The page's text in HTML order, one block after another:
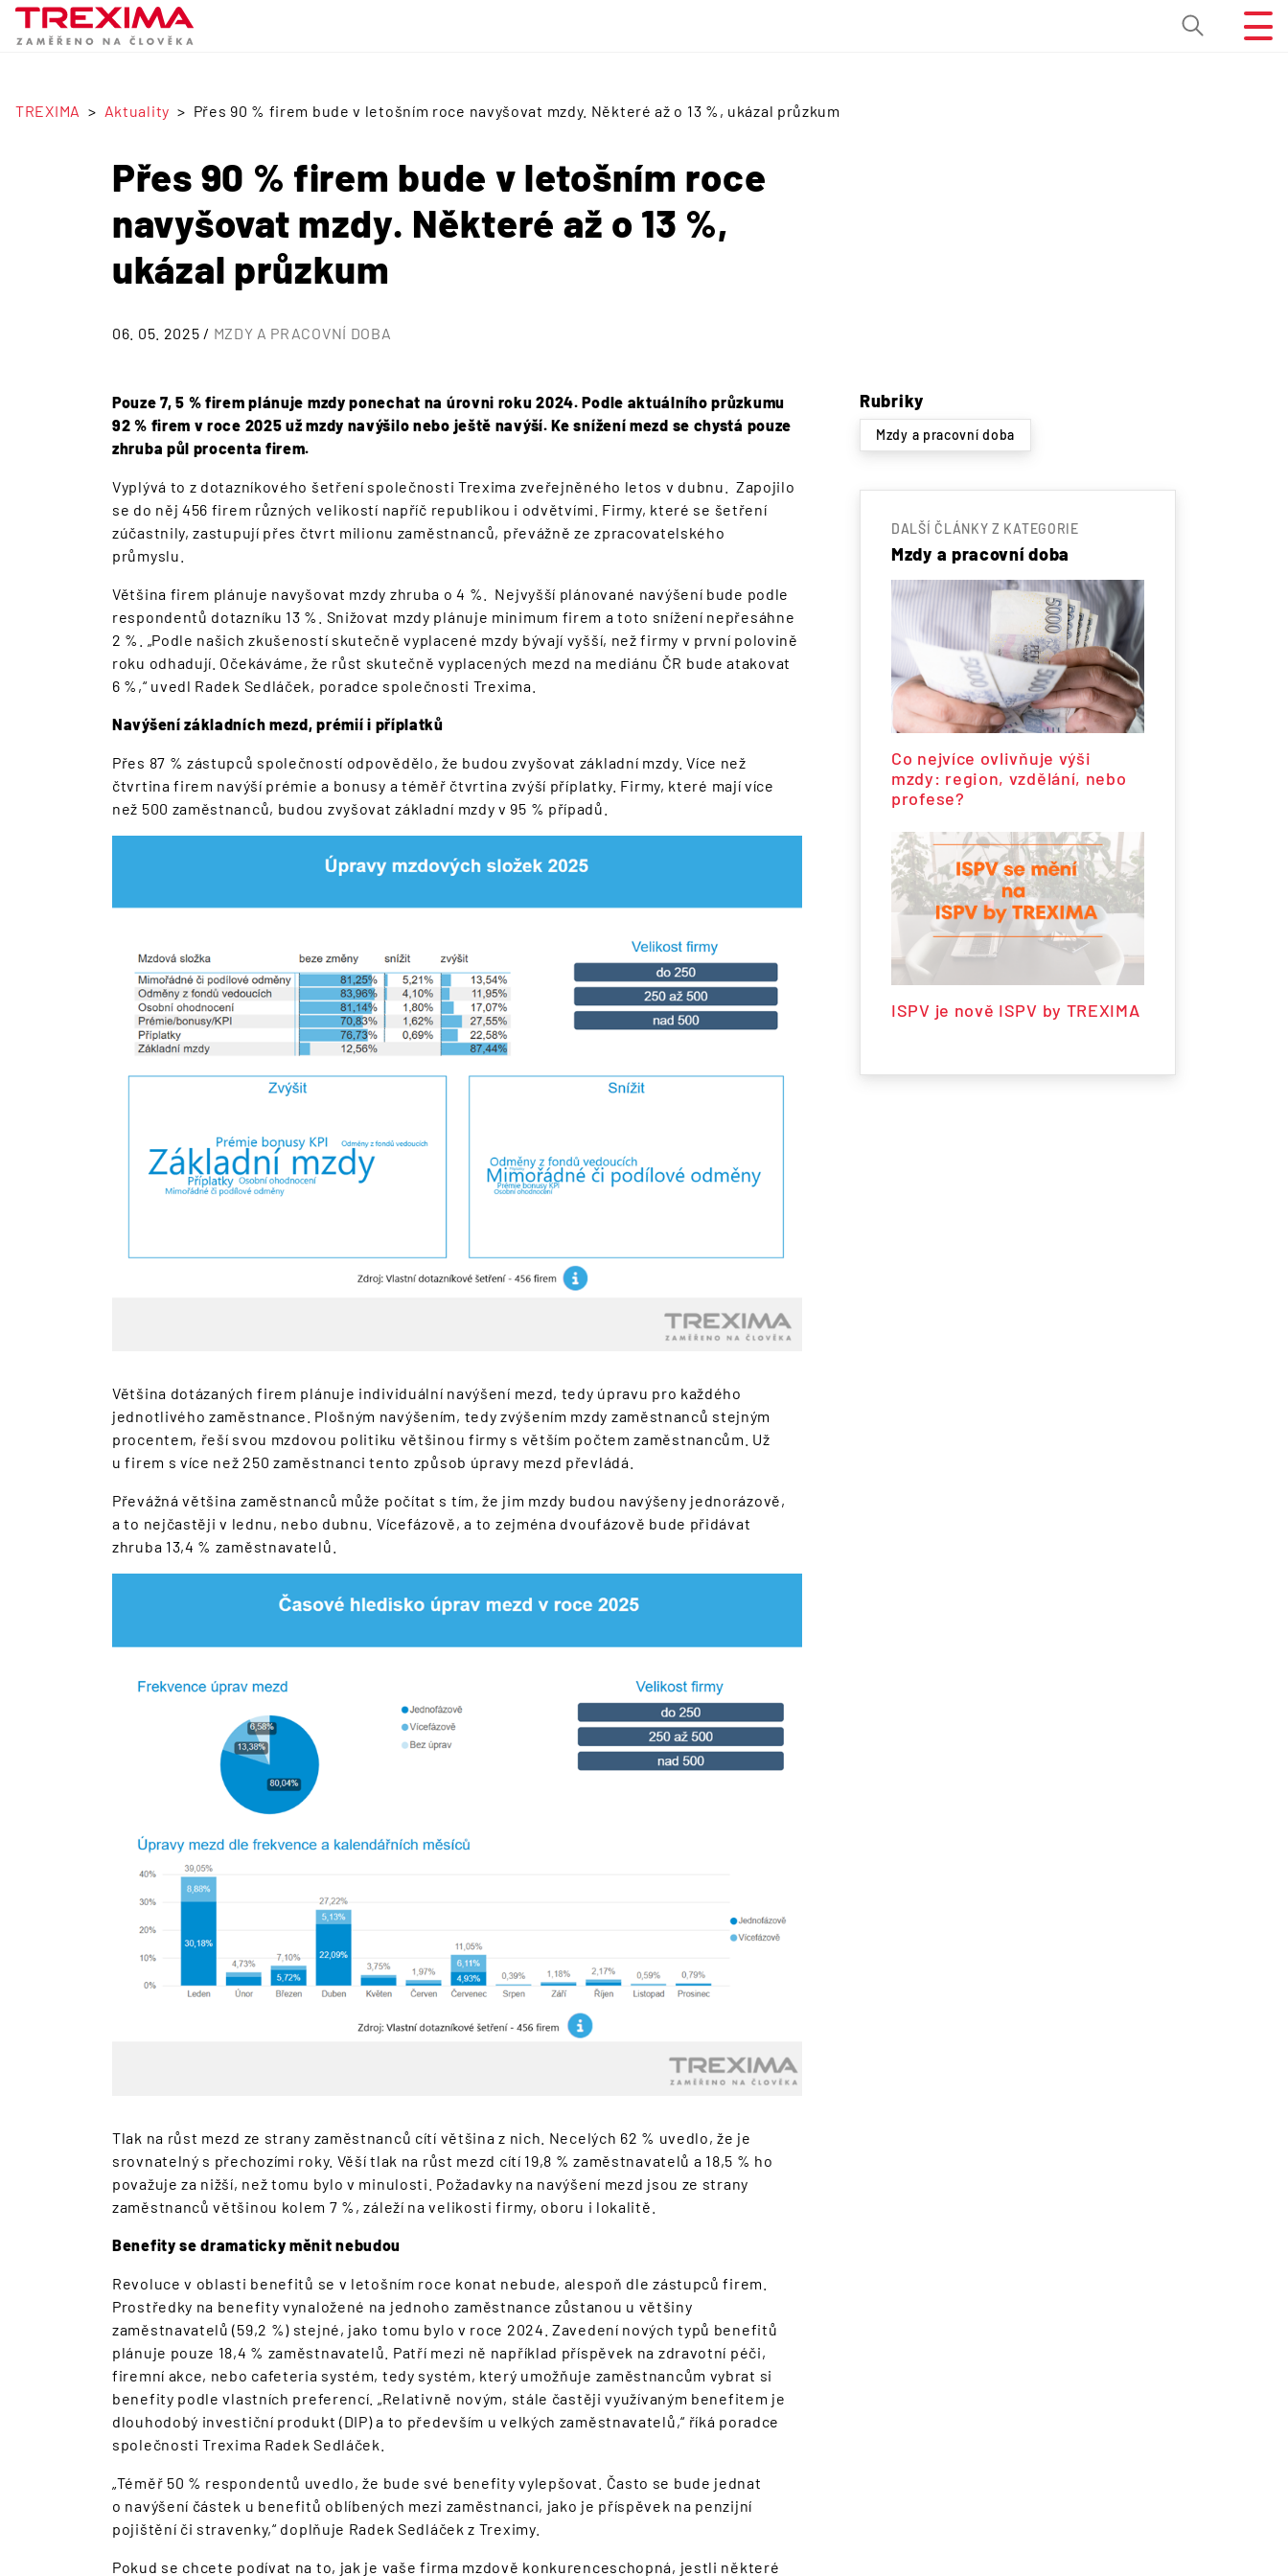
TREXIMA Aktuality Přes 90 % firem bude v letošním roce navyšovat mzdy. Některé až o 13 %, ukázal průzkum
Přes 90 % firem bude v letošním roce
navyšovat mzdy. Některé až o 13 %,
ukázal průzkum
06. 05. 2025 / MZDY A PRACOVNÍ DOBA
Pouze 7, 5 % firem plánuje mzdy ponechat na úrovni roku 2024. Podle aktuálního průzkumu
92 % firem v roce 2025 už mzdy navýšilo nebo ještě navýší. Ke snížení mezd se chystá pouze
zhruba půl procenta firem.
Vyplývá to z dotazníkového šetření společnosti Trexima zveřejněného letos v dubnu. Zapojilo
se do něj 456 firem různých velikostí napříč republikou i odvětvími. Firmy, které se šetření
zúčastnily, zastupují přes čtvrt milionu zaměstnanců, převážně ze zpracovatelského
průmyslu.
Většina firem plánuje navyšovat mzdy zhruba o 4 %. Nejvyšší plánované navýšení bude podle
respondentů dotazníku 13 %. Snižovat mzdy plánuje minimum firem a toto snížení nepřesáhne
2 %. „Podle našich zkušeností skutečně vyplacené mzdy bývají vyšší, než firmy v první polovině
roku odhadují. Očekáváme, že růst skutečně vyplacených mezd na mediánu ČR bude atakovat
6 %,“ uvedl Radek Sedláček, poradce společnosti Trexima.
Navýšení základních mezd, prémií i příplatků
Přes 87 % zástupců společností odpovědělo, že budou zvyšovat základní mzdy. Více než
čtvrtina firem navýší prémie a bonusy a téměř čtvrtina zvýší příplatky. Firmy, které mají více
než 500 zaměstnanců, budou zvyšovat základní mzdy v 95 % případů.
Většina dotázaných firem plánuje individuální navýšení mezd, tedy úpravu pro každého
jednotlivého zaměstnance. Plošným navýšením, tedy zvýšením mzdy zaměstnanců stejným
procentem, řeší svou mzdovou politiku většinou firmy s větším počtem zaměstnancům. Už
u firem s více než 250 zaměstnanci tento způsob úpravy mezd převládá.
Převážná většina zaměstnanců může počítat s tím, že jim mzdy budou navýšeny jednorázově,
a to nejčastěji v lednu, nebo dubnu. Vícefázově, a to zejména dvoufázově bude přidávat
zhruba 13,4 % zaměstnavatelů.
Tlak na růst mezd ze strany zaměstnanců cítí většina z nich. Necelých 62 % uvedlo, že je
srovnatelný s přechozími roky. Věší tlak na růst mezd cítí 19,8 % zaměstnavatelů a 18,5 % ho
považuje za nižší, než tomu bylo v minulosti. Požadavky na navýšení mezd jsou ze strany
zaměstnanců většinou kolem 7 %, záleží na velikosti firmy, oboru i lokalitě.
Benefity se dramaticky měnit nebudou
Revoluce v oblasti benefitů se v letošním roce konat nebude, alespoň dle zástupců firem.
Prostředky na benefity vynaložené na jednoho zaměstnance zůstanou u většiny
zaměstnavatelů (59,2 %) stejné, jako tomu bylo v roce 2024. Zavedení nových typů benefitů
plánuje pouze 18,4 % zaměstnavatelů. Patří mezi ně například příspěvek na zdravotní péči,
firemní akce, nebo cafeteria systém, tedy systém, který umožňuje zaměstnancům vybrat si
benefity podle vlastních preferencí. „Relativně novým, stále častěji využívaným benefitem je
dlouhodobý investiční produkt (DIP) a to především u velkých zaměstnavatelů,“ říká poradce
společnosti Trexima Radek Sedláček.
„Téměř 50 % respondentů uvedlo, že bude své benefity vylepšovat. Často se bude jednat
o navýšení částek u benefitů oblíbených mezi zaměstnanci, jako je příspěvek na penzijní
pojištění či stravenky,“ doplňuje Radek Sedláček z Treximy.
Pokud se chcete podívat na to, jak je vaše firma mzdově konkurenceschopná, jestli některé
Rubriky
Mzdy a pracovní doba
DALŠÍ ČLÁNKY Z KATEGORIE
Mzdy a pracovní doba
Co nejvíce ovlivňuje výši
mzdy: region, vzdělání, nebo
profese?
ISPV je nově ISPV by TREXIMA